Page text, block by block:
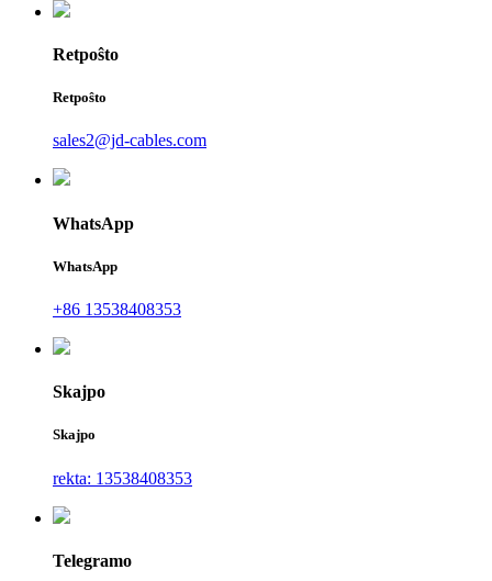
Retpoŝto
Retpoŝto
sales2@jd-cables.com
WhatsApp
WhatsApp
+86 13538408353
Skajpo
Skajpo
rekta: 13538408353
Telegramo